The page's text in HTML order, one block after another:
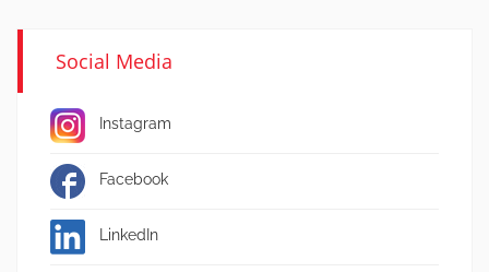
Social Media
Instagram
Facebook
LinkedIn